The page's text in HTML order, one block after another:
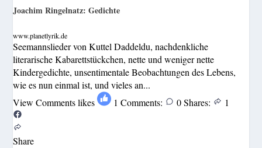
Joachim Ringelnatz: Gedichte
www.planetlyrik.de
Seemannslieder von Kuttel Daddeldu, nachdenkliche
literarische Kabarettstückchen, nette und weniger nette
Kindergedichte, unsentimentale Beobachtungen des Lebens,
wie es nun einmal ist, und vieles an...
View Comments likes 1 Comments: 0 Shares: 1
Share